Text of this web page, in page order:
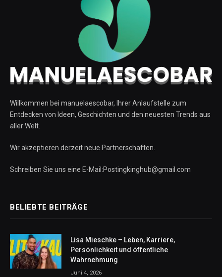
Willkommen bei manuelaescobar, Ihrer Anlaufstelle zum
Entdecken von Ideen, Geschichten und den neuesten Trends aus
aller Welt.
Wir akzeptieren derzeit neue Partnerschaften.
Schreiben Sie uns eine E-Mail:Postingkinghub@gmail.com
BELIEBTE BEITRÄGE
Lisa Mieschke – Leben, Karriere,
Persönlichkeit und öffentliche
Wahrnehmung
Juni 4, 2026